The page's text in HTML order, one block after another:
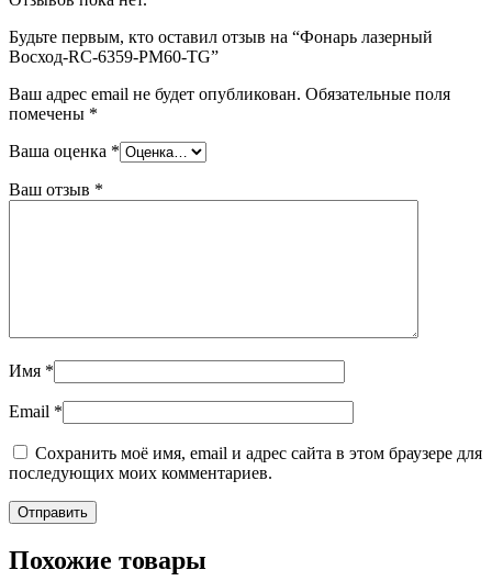
Будьте первым, кто оставил отзыв на “Фонарь лазерный
Восход-RC-6359-PM60-TG”
Ваш адрес email не будет опубликован. Обязательные поля
помечены *
Ваша оценка *
Ваш отзыв *
Имя *
Email *
Сохранить моё имя, email и адрес сайта в этом браузере для
последующих моих комментариев.
Похожие товары